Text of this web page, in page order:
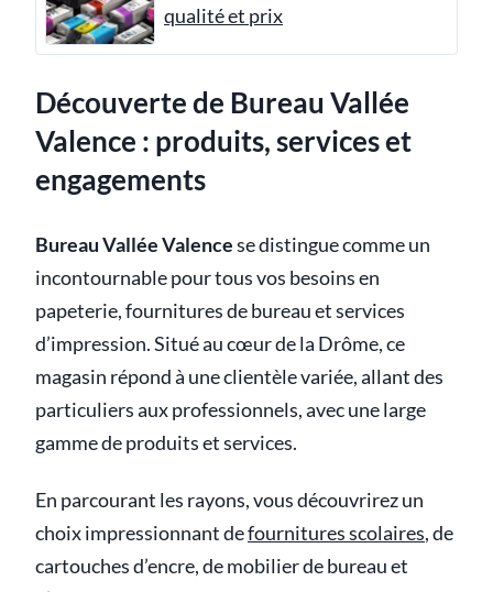
qualité et prix
Découverte de Bureau Vallée
Valence : produits, services et
engagements
Bureau Vallée Valencese distingue comme un
incontournable pour tous vos besoins en
papeterie, fournitures de bureau et services
d’impression. Situé au cœur de la Drôme, ce
magasin répond à une clientèle variée, allant des
particuliers aux professionnels, avec une large
gamme de produits et services.
En parcourant les rayons, vous découvrirez un
choix impressionnant defournitures scolaires, de
cartouches d’encre, de mobilier de bureau et